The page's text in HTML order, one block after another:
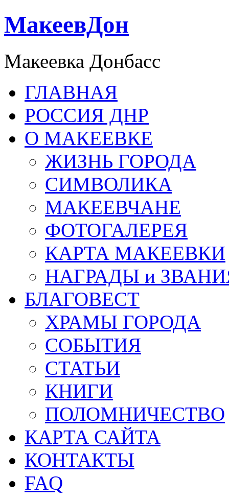
МакеевДон
Макеевка Донбасс
ГЛАВНАЯ
РОССИЯ ДНР
О МАКЕЕВКЕ
ЖИЗНЬ ГОРОДА
СИМВОЛИКА
МАКЕЕВЧАНЕ
ФОТОГАЛЕРЕЯ
КАРТА МАКЕЕВКИ
НАГРАДЫ и
БЛАГОВЕСТ
ХРАМЫ ГОРОДА
СОБЫТИЯ
СТАТЬИ
КНИГИ
ПОЛОМНИЧЕСТВО
КАРТА САЙТА
КОНТАКТЫ
FAQ